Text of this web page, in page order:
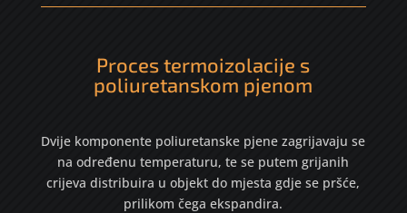
Proces termoizolacije s
poliuretanskom pjenom
Dvije komponente poliuretanske pjene zagrijavaju se
na određenu temperaturu, te se putem grijanih
crijeva distribuira u objekt do mjesta gdje se pršće,
prilikom čega ekspandira.